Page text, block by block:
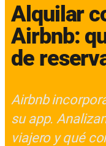
Alquilar
Airbnb:
de
Airbnb
su app.
viajero y qué